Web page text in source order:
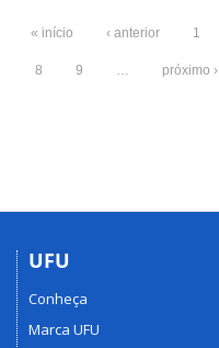
« início ‹ anterior 1
8 9 … próximo ›
UFU
Conheça
Marca UFU